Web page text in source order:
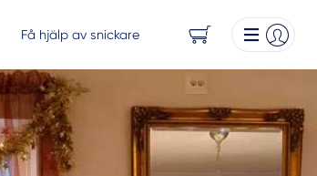
Få hjälp av snickare